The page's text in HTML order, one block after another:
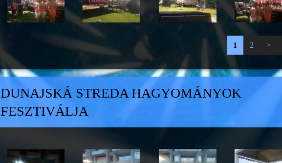
1 2 >
DUNAJSKÁ STREDA HAGYOMÁNYOK
FESZTIVÁLJA